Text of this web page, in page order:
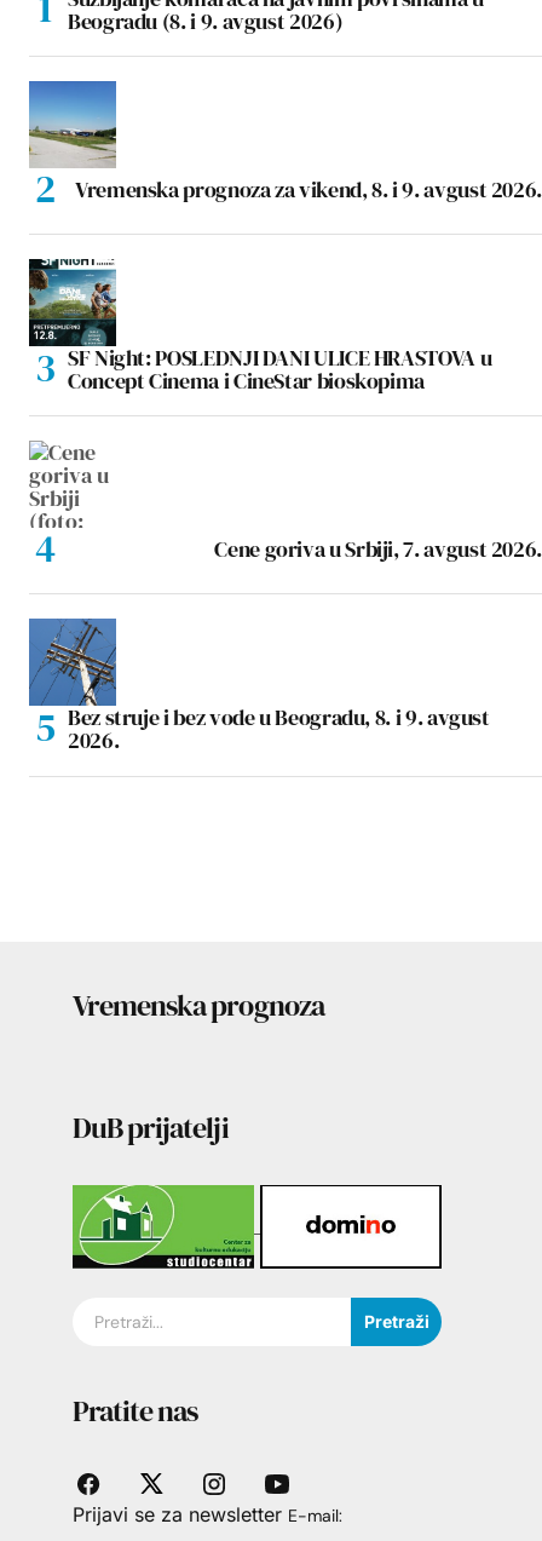
Beogradu (8. i 9. avgust 2026)
Vremenska prognoza za vikend, 8. i 9. avgust 2026.
SF Night: POSLEDNJI DANI ULICE HRASTOVA u
Concept Cinema i CineStar bioskopima
Cene goriva u Srbiji, 7. avgust 2026.
Bez struje i bez vode u Beogradu, 8. i 9. avgust
2026.
Vremenska prognoza
DuB prijatelji
Pretraži
Pratite nas
Prijavi se za newsletter E-mail: